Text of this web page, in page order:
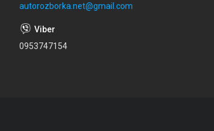
autorozborka.net@gmail.com
0953747154